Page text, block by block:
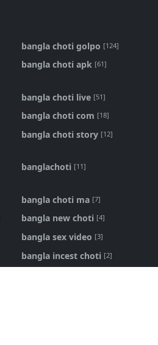
bangla choti golpo [124]
bangla choti apk [61]
bangla choti live [51]
bangla choti com [18]
bangla choti story [12]
banglachoti [11]
bangla choti ma [7]
bangla new choti [4]
bangla sex video [3]
bangla incest choti [2]